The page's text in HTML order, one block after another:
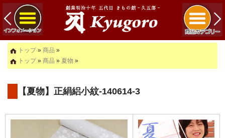
トップ» 商品 »
トップ» 商品 » 夏物 »
【夏物】正絹絽小紋-140614-3